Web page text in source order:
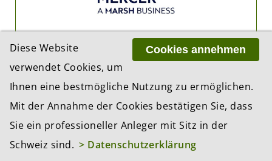
Cookies annehmen
Diese Website
verwendet Cookies, um
Ihnen eine bestmögliche Nutzung zu ermöglichen.
Mit der Annahme der Cookies bestätigen Sie, dass
Sie ein professioneller Anleger mit Sitz in der
Schweiz sind. > Datenschutzerklärung